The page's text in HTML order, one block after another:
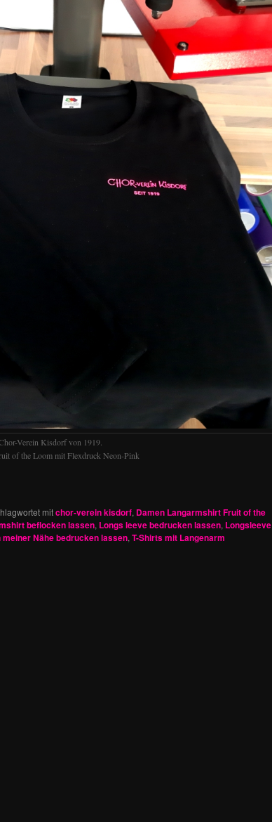
Verein Kisdorf von 1919.
of the Loom mit Flexdruck Neon-Pink
mitchor-verein kisdorf, Damen Langarmshirt Fruit of the
beflocken lassen, Longs leeve bedrucken lassen, Longsleeve
meiner Nähe bedrucken lassen, T-Shirts mit Langenarm